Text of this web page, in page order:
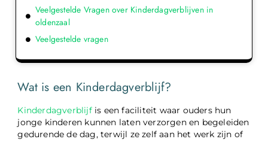
Wat is een Kinderdagverblijf?
Kinderdagverblijfis een faciliteit waar ouders hun
jonge kinderen kunnen laten verzorgen en begeleiden
gedurende de dag, terwijl ze zelf aan het werk zijn of
Veelgestelde Vragen over Kinderdagverblijven in
oldenzaal
Veelgestelde vragen